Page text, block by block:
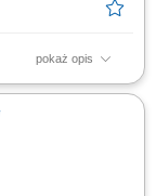
pokaż opis
€ za godzinę. Jej
€ za godzinę,
w zyskach.